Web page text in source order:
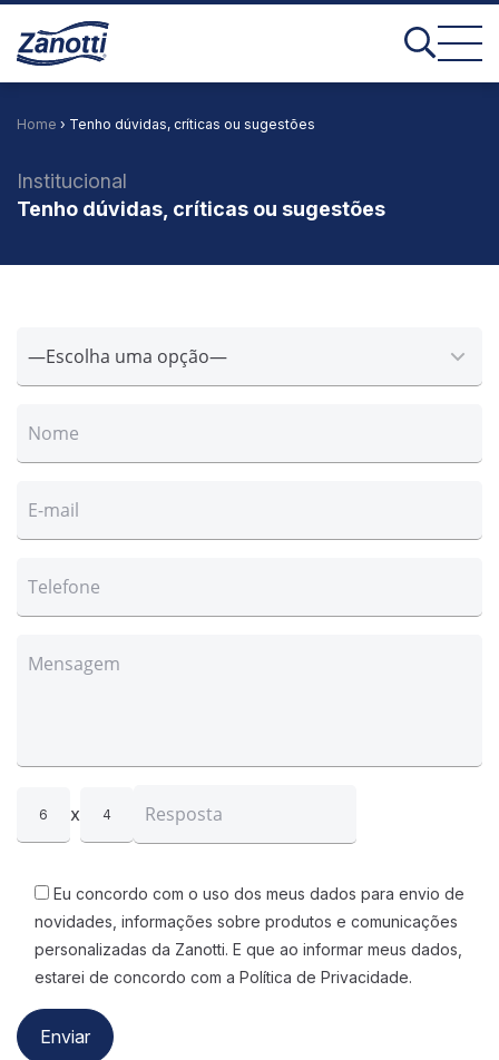
Home › Tenho dúvidas, críticas ou sugestões
Institucional
Tenho dúvidas, críticas ou sugestões
6 x 4
Eu concordo com o uso dos meus dados para envio de
novidades, informações sobre produtos e comunicações
personalizadas da Zanotti. E que ao informar meus dados,
estarei de concordo com a Política de Privacidade.